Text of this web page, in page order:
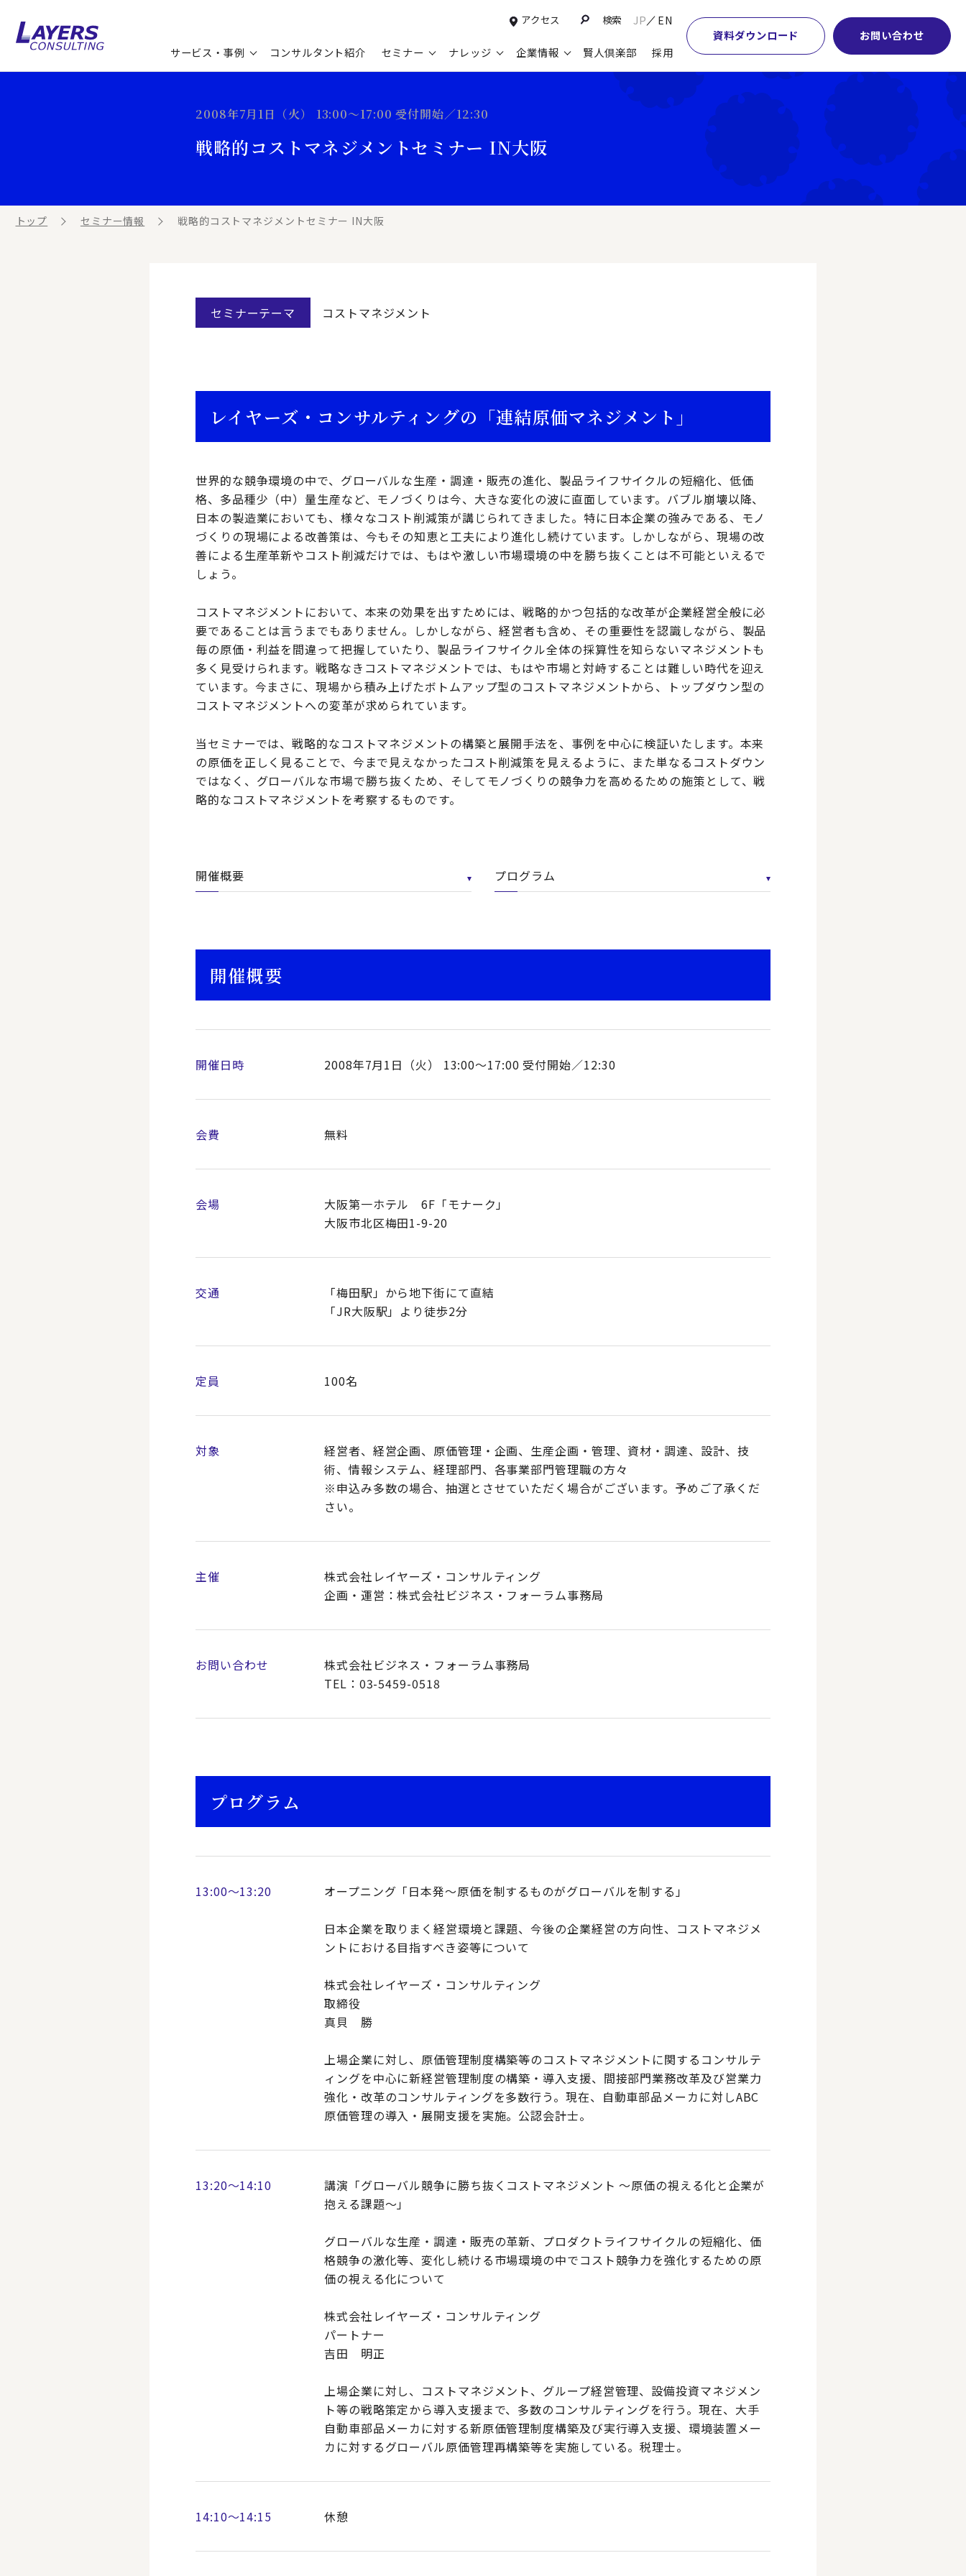
アクセス 検索 JP EN
サービス・事例 コンサルタント紹介 セミナー ナレッジ 企業情報 賢人倶楽部 採用
資料ダウンロード お問い合わせ
コンサルティングサービス
コンサルティング事例
M&A支援
本社・間接業務改革
サプライチェーンマネジメント
物流改革
ヒューマンリソースマネジメント
ビジネスプロセスアウトソーシング
セミナー情報
配信中のセミナーアーカイブ
最新ソリューション
ビジネステーマ解説集
経営企画・事業戦略
人事
営業・マーケティング
設計・開発・生産・調達
【特集】会計システム刷新
【特集】FP＆Aへの旅
トップメッセージ
レイヤーズ・コンサルティングの特徴
学術顧問紹介
DE&I推進の取り組み
グループ会社
グローバルネットワーク
パートナーシップ
メディア掲載
2008年7月1日（火） 13:00～17:00 受付開始／12:30
戦略的コストマネジメントセミナー IN大阪
トップ セミナー情報 戦略的コストマネジメントセミナー IN大阪
セミナーテーマ コストマネジメント
レイヤーズ・コンサルティングの「連結原価マネジメント」
世界的な競争環境の中で、グローバルな生産・調達・販売の進化、製品ライフサイクルの短縮化、低価
格、多品種少（中）量生産など、モノづくりは今、大きな変化の波に直面しています。バブル崩壊以降、
日本の製造業においても、様々なコスト削減策が講じられてきました。特に日本企業の強みである、モノ
づくりの現場による改善策は、今もその知恵と工夫により進化し続けています。しかしながら、現場の改
善による生産革新やコスト削減だけでは、もはや激しい市場環境の中を勝ち抜くことは不可能といえるで
しょう。
コストマネジメントにおいて、本来の効果を出すためには、戦略的かつ包括的な改革が企業経営全般に必
要であることは言うまでもありません。しかしながら、経営者も含め、その重要性を認識しながら、製品
毎の原価・利益を間違って把握していたり、製品ライフサイクル全体の採算性を知らないマネジメントも
多く見受けられます。戦略なきコストマネジメントでは、もはや市場と対峙することは難しい時代を迎え
ています。今まさに、現場から積み上げたボトムアップ型のコストマネジメントから、トップダウン型の
コストマネジメントへの変革が求められています。
当セミナーでは、戦略的なコストマネジメントの構築と展開手法を、事例を中心に検証いたします。本来
の原価を正しく見ることで、今まで見えなかったコスト削減策を見えるように、また単なるコストダウン
ではなく、グローバルな市場で勝ち抜くため、そしてモノづくりの競争力を高めるための施策として、戦
略的なコストマネジメントを考察するものです。
開催概要 プログラム
開催概要
開催日時 2008年7月1日（火） 13:00～17:00 受付開始／12:30
会費 無料
会場
大阪第一ホテル 6F「モナーク」
大阪市北区梅田1-9-20
交通
「梅田駅」から地下街にて直結
「JR大阪駅」より徒歩2分
定員 100名
対象
経営者、経営企画、原価管理・企画、生産企画・管理、資材・調達、設計、技
術、情報システム、経理部門、各事業部門管理職の方々
※申込み多数の場合、抽選とさせていただく場合がございます。予めご了承くだ
さい。​
主催
株式会社レイヤーズ・コンサルティング
企画・運営：株式会社ビジネス・フォーラム事務局
お問い合わせ
株式会社ビジネス・フォーラム事務局
TEL：03-5459-0518
プログラム
13:00～13:20 オープニング「日本発～原価を制するものがグローバルを制する」
日本企業を取りまく経営環境と課題、今後の企業経営の方向性、コストマネジメ
ントにおける目指すべき姿等について
株式会社レイヤーズ・コンサルティング
取締役
真貝 勝
上場企業に対し、原価管理制度構築等のコストマネジメントに関するコンサルテ
ィングを中心に新経営管理制度の構築・導入支援、間接部門業務改革及び営業力
強化・改革のコンサルティングを多数行う。現在、自動車部品メーカに対しABC
原価管理の導入・展開支援を実施。公認会計士。
13:20～14:10
講演「グローバル競争に勝ち抜くコストマネジメント ～原価の視える化と企業が
抱える課題～」
グローバルな生産・調達・販売の革新、プロダクトライフサイクルの短縮化、価
格競争の激化等、変化し続ける市場環境の中でコスト競争力を強化するための原
価の視える化について
株式会社レイヤーズ・コンサルティング
パートナー
吉田 明正
上場企業に対し、コストマネジメント、グループ経営管理、設備投資マネジメン
ト等の戦略策定から導入支援まで、多数のコンサルティングを行う。現在、大手
自動車部品メーカに対する新原価管理制度構築及び実行導入支援、環境装置メー
カに対するグローバル原価管理再構築等を実施している。税理士。
14:10～14:15 休憩